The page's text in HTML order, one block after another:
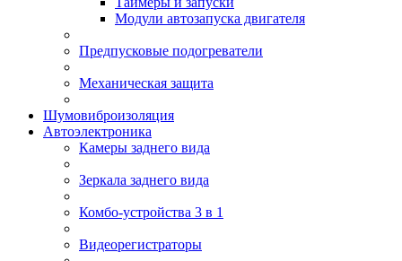
Модули автозапуска двигателя
Предпусковые подогреватели
Механическая защита
Шумовиброизоляция
Автоэлектроника
Камеры заднего вида
Зеркала заднего вида
Комбо-устройства 3 в 1
Видеорегистраторы